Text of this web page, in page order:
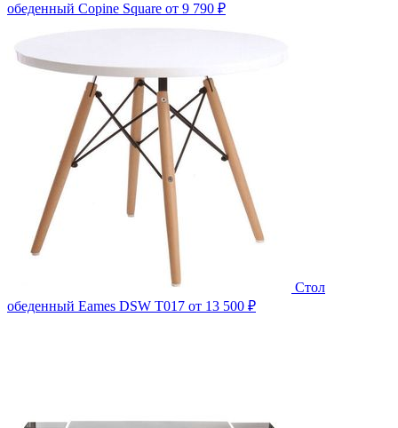
обеденный Copine Square от 9 790 ₽
Стол
обеденный Eames DSW T017 от 13 500 ₽